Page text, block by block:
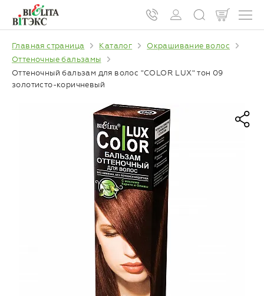
Главная страница Каталог
Окрашивание волос
Оттеночные бальзамы
Оттеночный бальзам для волос "COLOR LUX" тон 09
золотисто-коричневый